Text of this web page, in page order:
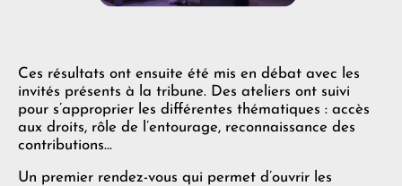
Ces résultats ont ensuite été mis en débat avec les
invités présents à la tribune. Des ateliers ont suivi
pour s’approprier les différentes thématiques : accès
aux droits, rôle de l’entourage, reconnaissance des
contributions…
Un premier rendez-vous qui permet d’ouvrir les